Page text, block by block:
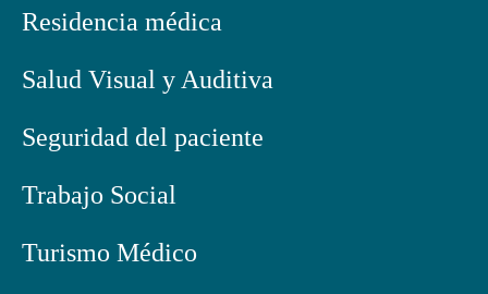
Residencia médica
Salud Visual y Auditiva
Seguridad del paciente
Trabajo Social
Turismo Médico